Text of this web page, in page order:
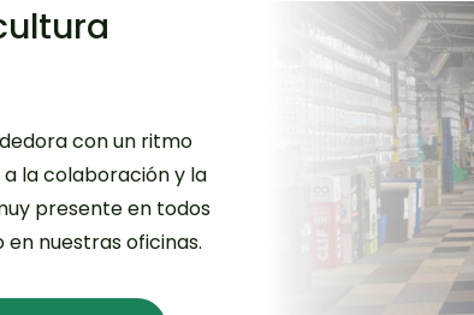
con un ritmo
la colaboración y la
presente en todos
en nuestras oficinas.